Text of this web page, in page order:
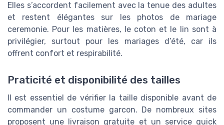
Elles s’accordent facilement avec la tenue des adultes
et restent élégantes sur les photos de mariage
ceremonie. Pour les matières, le coton et le lin sont à
privilégier, surtout pour les mariages d’été, car ils
offrent confort et respirabilité.
Praticité et disponibilité des tailles
Il est essentiel de vérifier la taille disponible avant de
commander un costume garcon. De nombreux sites
proposent une livraison gratuite et un service quick